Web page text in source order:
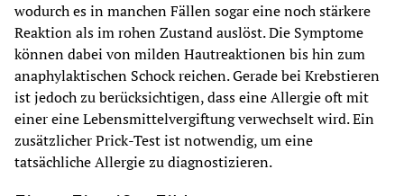
wodurch es in manchen Fällen sogar eine noch stärkere
Reaktion als im rohen Zustand auslöst. Die Symptome
können dabei von milden Hautreaktionen bis hin zum
anaphylaktischen Schock reichen. Gerade bei Krebstieren
ist jedoch zu berücksichtigen, dass eine Allergie oft mit
einer eine Lebensmittelvergiftung verwechselt wird. Ein
zusätzlicher Prick-Test ist notwendig, um eine
tatsächliche Allergie zu diagnostizieren.